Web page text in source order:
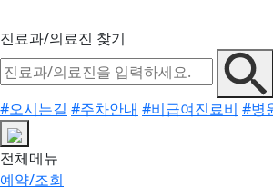
진료과/의료진 찾기
#오시는길 #주차안내 #비급여진료비 #병
전체메뉴
예약/조회